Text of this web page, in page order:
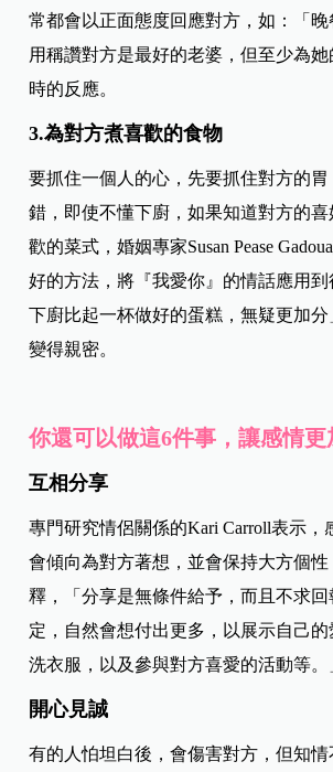
常都會以正面態度回應對方，如：「
用稱讚對方是最好的老婆，但至少為
時的反應。
3.為對方煮喜歡的食物
要抓住一個人的心，先要抓住對方的
錯，即使不懂下廚，如果知道對方的
歡的菜式，婚姻專家Susan Pease
好的方法，將『我愛你』的情話應用
下廚比起一杯做好的蛋糕，無疑更加
變得親密。
你還可以做這6件事，讓感情更
互相分享
專門研究情侶關係的Kari Carroll表示，
會傾向為對方著想，並會保持大方個
釋，「分享是無條件給予，而且不求
定，自然會想付出更多，以展示自己
洗衣服，以及參與對方喜愛的活動等。
開心見誠
有的人怕坦白後，會傷害對方，但知